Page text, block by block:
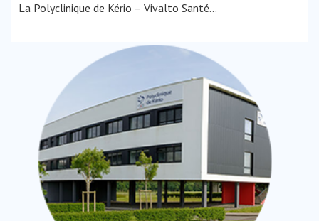
La Polyclinique de Kério – Vivalto Santé…